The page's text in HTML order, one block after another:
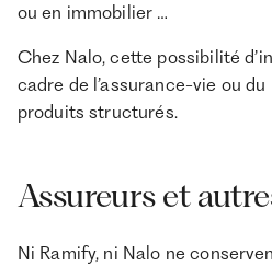
ou en immobilier …
Chez Nalo, cette possibilité
cadre de l’assurance-vie ou
produits structurés.
Assureurs et
Ni Ramify, ni Nalo ne